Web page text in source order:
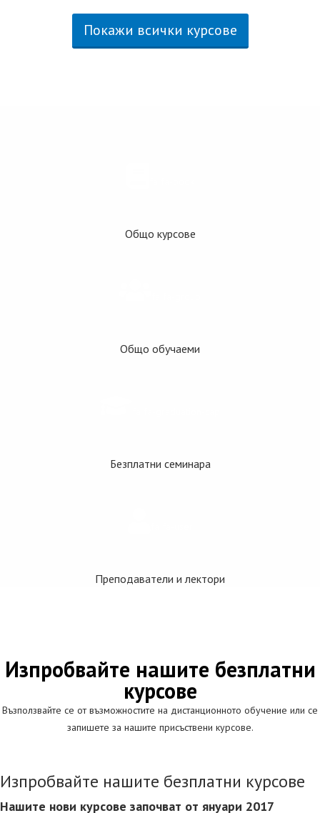
Покажи всички курсове
Общо курсове
Общо обучаеми
Безплатни семинара
Преподаватели и лектори
Изпробвайте нашите безплатни
курсове
Възползвайте се от възможностите на дистанционното обучение или се
запишете за нашите присъствени курсове.
Изпробвайте нашите безплатни курсове
Нашите нови курсове започват от януари 2017